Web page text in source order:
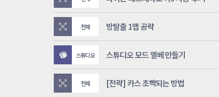
전체 방탈출 1맵 공략
스튜디오 스튜디오 모드 엘베 만들기
전체 [전략] 카스 초빡되는 방법